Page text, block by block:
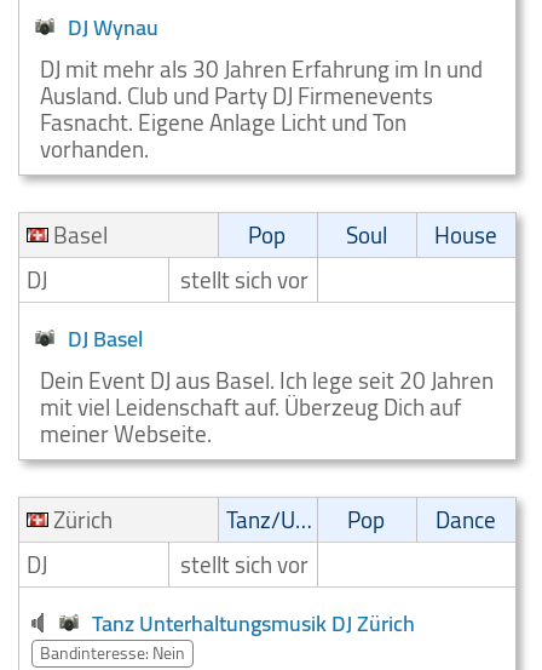
DJ Wynau
DJ mit mehr als 30 Jahren Erfahrung im In und
Ausland. Club und Party DJ Firmenevents
Fasnacht. Eigene Anlage Licht und Ton
vorhanden.
Basel
Pop Soul
House
DJ
stellt sich vor
DJ Basel
Dein Event DJ aus Basel. Ich lege seit 20 Jahren
mit viel Leidenschaft auf. Überzeug Dich auf
meiner Webseite.
Zürich
Tanz/Unterhaltungsmusik Pop
Dance
DJ
stellt sich vor
Tanz Unterhaltungsmusik DJ Zürich
Bandinteresse: Nein